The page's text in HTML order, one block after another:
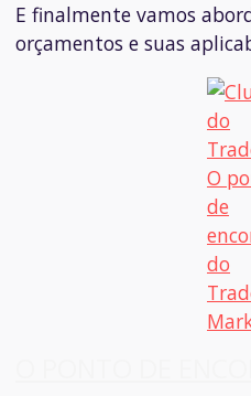
E finalmente vamos
orçamentos e suas